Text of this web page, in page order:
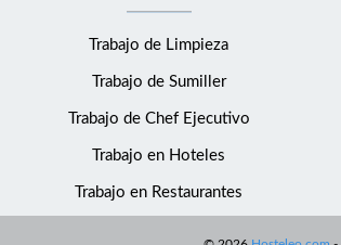
Trabajo de Limpieza
Trabajo de Sumiller
Trabajo de Chef Ejecutivo
Trabajo en Hoteles
Trabajo en Restaurantes